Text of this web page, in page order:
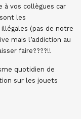
à vos collègues car
les
(pas de notre
mais l’addiction au
faire????!!
quotidien de
sur les jouets